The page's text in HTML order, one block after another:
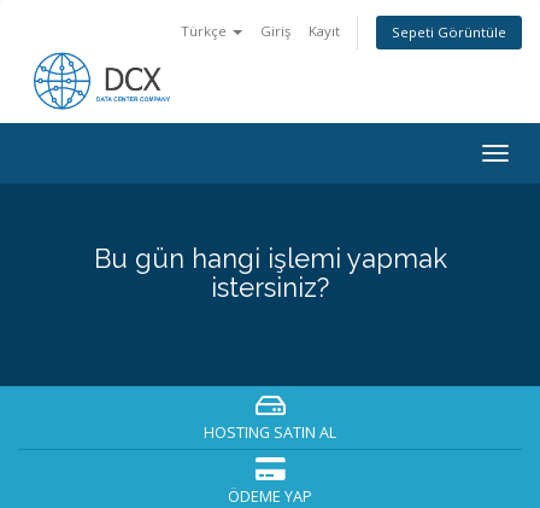
Türkçe Giriş Kayıt Sepeti Görüntüle
Bu gün hangi işlemi yapmak
istersiniz?
HOSTING SATIN AL
ÖDEME YAP